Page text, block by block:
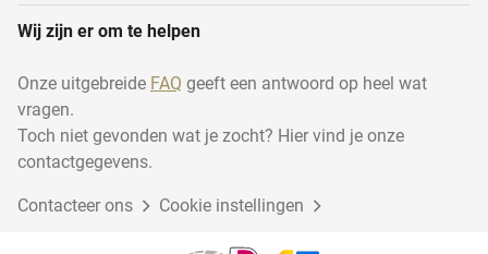
Wij zijn er om te helpen
Onze uitgebreide FAQ geeft een antwoord op heel wat
vragen.
Toch niet gevonden wat je zocht? Hier vind je onze
contactgegevens.
Contacteer ons Cookie instellingen